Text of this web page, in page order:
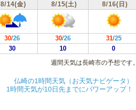
8/14(金) 8/15(土) 8/16(日)
30/26 30/26 31/25
30 10
0
週間天気は長崎市の予想です。
仏崎の1時間天気（お天気ナビゲータ）
1時間天気が10日先までにパワーアップ！